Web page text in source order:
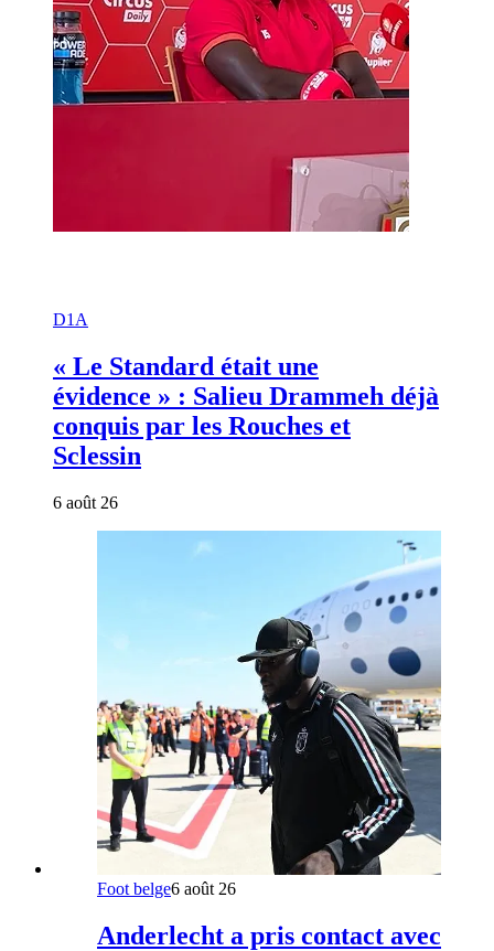
D1A
« Le Standard était une
évidence » : Salieu Drammeh déjà
conquis par les Rouches et
Sclessin
6 août 26
Foot belge6 août 26
Anderlecht a pris contact avec